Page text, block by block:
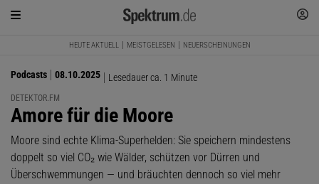
HEUTE AKTUELL MEISTGELESEN NEUERSCHEINUNGEN
Podcasts 08.10.2025 Lesedauer ca. 1 Minute
DETEKTOR.FM
:
Amore für die Moore
Moore sind echte Klima-Superhelden: Sie speichern mindestens
doppelt so viel CO₂ wie Wälder, schützen vor Dürren und
Überschwemmungen — und bräuchten dennoch so viel mehr